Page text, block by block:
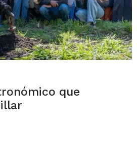
que